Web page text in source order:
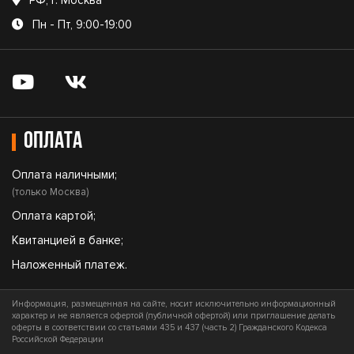
Пн - Пт, 9:00-19:00
Оплата
Оплата наличными;
(только Москва)
Оплата картой;
Квитанцией в банке;
Наложенный платеж.
Информация, размещенная на сайте, носит исключительно информационный
характер и не является офертой (публичной офертой) или приглашение делать
оферты в соответствии со статьями 435 и 437 (часть 2) Гражданского Кодекса
Российской Федерации